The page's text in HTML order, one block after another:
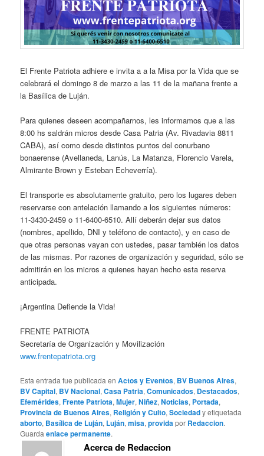
El Frente Patriota adhiere e invita a a la Misa por la Vida que se
celebrará el domingo 8 de marzo a las 11 de la mañana frente a
la Basílica de Luján.
Para quienes deseen acompañarnos, les informamos que a las
8:00 hs saldrán micros desde Casa Patria (Av. Rivadavia 8811
CABA), así como desde distintos puntos del conurbano
bonaerense (Avellaneda, Lanús, La Matanza, Florencio Varela,
Almirante Brown y Esteban Echeverría).
El transporte es absolutamente gratuito, pero los lugares deben
reservarse con antelación llamando a los siguientes números:
11-3430-2459 o 11-6400-6510. Allí deberán dejar sus datos
(nombres, apellido, DNI y teléfono de contacto), y en caso de
que otras personas vayan con ustedes, pasar también los datos
de las mismas. Por razones de organización y seguridad, sólo se
admitirán en los micros a quienes hayan hecho esta reserva
anticipada.
¡Argentina Defiende la Vida!
FRENTE PATRIOTA
Secretaría de Organización y Movilización
www.frentepatriota.org
Esta entrada fue publicada enActos y Eventos, BV Buenos Aires,
BV Capital, BV Nacional,Casa Patria,Comunicados, Destacados,
Efemérides,Frente Patriota,Mujer,Niñez,Noticias, Portada,
Provincia de Buenos Aires, Religión y Culto,Sociedady etiquetada
aborto, Basílica de Luján, Luján,misa,provida por Redaccion.
Guardaenlace permanente.
Acerca de Redaccion